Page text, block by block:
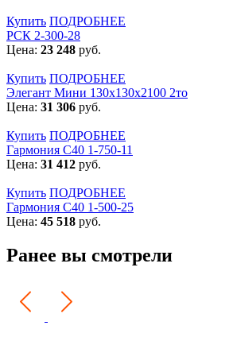
Купить ПОДРОБНЕЕ
РСК 2-300-28
Цена: 23 248 руб.
Купить ПОДРОБНЕЕ
Элегант Мини 130x130x2100 2то
Цена: 31 306 руб.
Купить ПОДРОБНЕЕ
Гармония С40 1-750-11
Цена: 31 412 руб.
Купить ПОДРОБНЕЕ
Гармония С40 1-500-25
Цена: 45 518 руб.
Ранее вы смотрели